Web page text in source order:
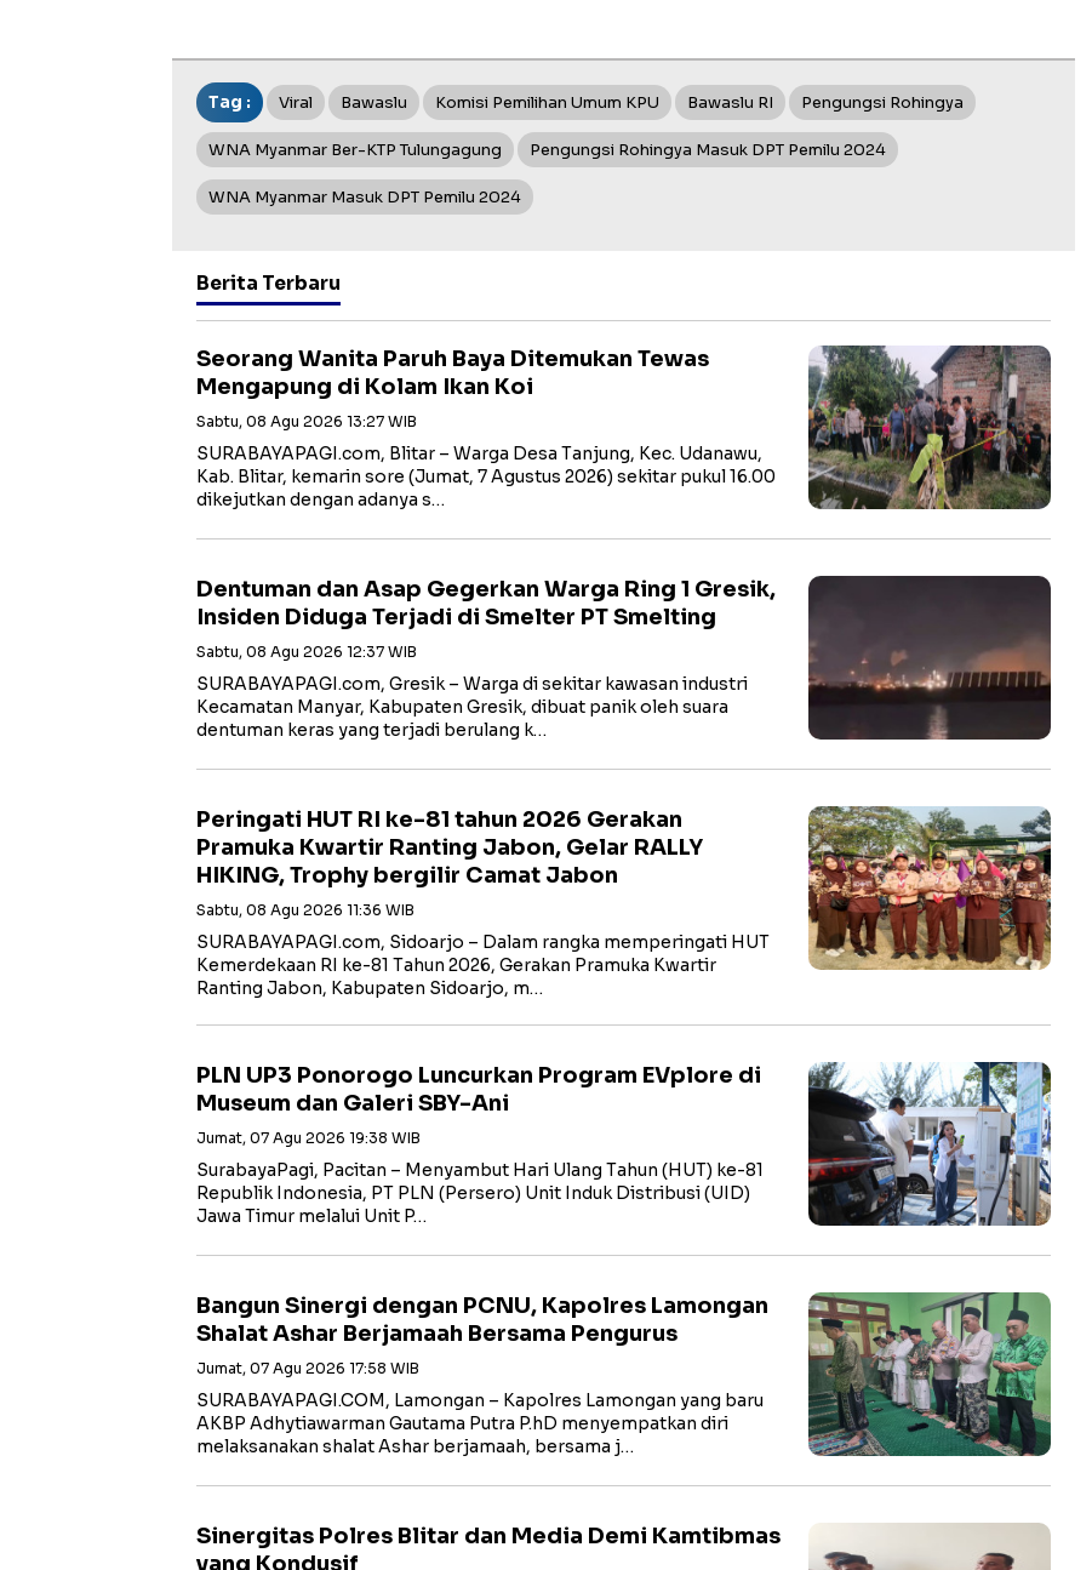
Tag : Viral Bawaslu Komisi Pemilihan Umum KPU Bawaslu RI Pengungsi Rohingya
WNA Myanmar Ber-KTP Tulungagung Pengungsi Rohingya Masuk DPT Pemilu 2024
WNA Myanmar Masuk DPT Pemilu 2024
Berita Terbaru
Seorang Wanita Paruh Baya Ditemukan Tewas
Mengapung di Kolam Ikan Koi
Sabtu, 08 Agu 2026 13:27 WIB
SURABAYAPAGI.com, Blitar – Warga Desa Tanjung, Kec. Udanawu,
Kab. Blitar, kemarin sore (Jumat, 7 Agustus 2026) sekitar pukul 16.00
dikejutkan dengan adanya s…
Dentuman dan Asap Gegerkan Warga Ring 1 Gresik,
Insiden Diduga Terjadi di Smelter PT Smelting
Sabtu, 08 Agu 2026 12:37 WIB
SURABAYAPAGI.com, Gresik – Warga di sekitar kawasan industri
Kecamatan Manyar, Kabupaten Gresik, dibuat panik oleh suara
dentuman keras yang terjadi berulang k…
Peringati HUT RI ke-81 tahun 2026 Gerakan
Pramuka Kwartir Ranting Jabon, Gelar RALLY
HIKING, Trophy bergilir Camat Jabon
Sabtu, 08 Agu 2026 11:36 WIB
SURABAYAPAGI.com, Sidoarjo – Dalam rangka memperingati HUT
Kemerdekaan RI ke-81 Tahun 2026, Gerakan Pramuka Kwartir
Ranting Jabon, Kabupaten Sidoarjo, m…
PLN UP3 Ponorogo Luncurkan Program EVplore di
Museum dan Galeri SBY-Ani
Jumat, 07 Agu 2026 19:38 WIB
SurabayaPagi, Pacitan – Menyambut Hari Ulang Tahun (HUT) ke-81
Republik Indonesia, PT PLN (Persero) Unit Induk Distribusi (UID)
Jawa Timur melalui Unit P…
Bangun Sinergi dengan PCNU, Kapolres Lamongan
Shalat Ashar Berjamaah Bersama Pengurus
Jumat, 07 Agu 2026 17:58 WIB
SURABAYAPAGI.COM, Lamongan – Kapolres Lamongan yang baru
AKBP Adhytiawarman Gautama Putra P.hD menyempatkan diri
melaksanakan shalat Ashar berjamaah, bersama j…
Sinergitas Polres Blitar dan Media Demi Kamtibmas
yang Kondusif